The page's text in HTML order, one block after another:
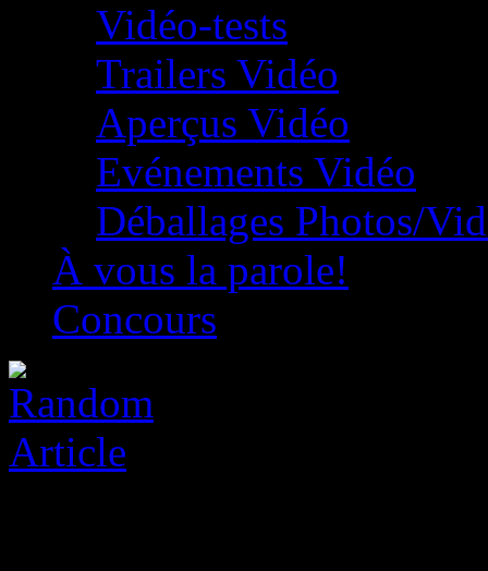
Vidéo-tests
Trailers Vidéo
Aperçus Vidéo
Evénements Vidéo
Déballages Photos/
À vous la parole!
Concours